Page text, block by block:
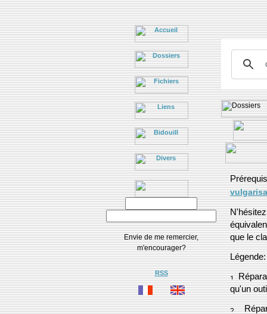
Envie de me remercier,
m'encourager?
RSS
que le
Légende:
qu'un